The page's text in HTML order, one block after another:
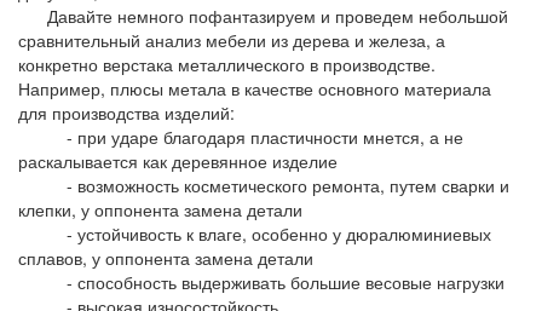
Давайте немного пофантазируем и проведем небольшой
сравнительный анализ мебели из дерева и железа, а
конкретно верстака металлического в производстве.
Например, плюсы метала в качестве основного материала
для производства изделий:
- при ударе благодаря пластичности мнется, а не
раскалывается как деревянное изделие
- возможность косметического ремонта, путем сварки и
клепки, у оппонента замена детали
- устойчивость к влаге, особенно у дюралюминиевых
сплавов, у оппонента замена детали
- способность выдерживать большие весовые нагрузки
- высокая износостойкость